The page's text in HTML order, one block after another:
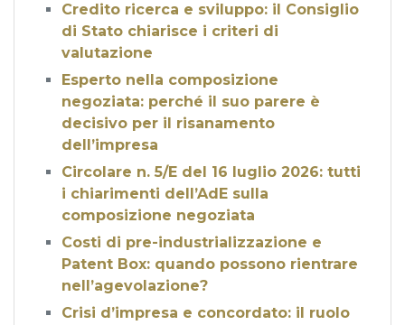
Credito ricerca e sviluppo: il Consiglio
di Stato chiarisce i criteri di
valutazione
Esperto nella composizione
negoziata: perché il suo parere è
decisivo per il risanamento
dell’impresa
Circolare n. 5/E del 16 luglio 2026: tutti
i chiarimenti dell’AdE sulla
composizione negoziata
Costi di pre-industrializzazione e
Patent Box: quando possono rientrare
nell’agevolazione?
Crisi d’impresa e concordato: il ruolo